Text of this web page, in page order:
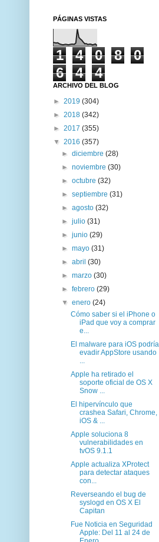
PÁGINAS VISTAS
1 4 0 8
0
6
4 4
ARCHIVO DEL BLOG
► 2019 (304)
► 2018 (342)
► 2017 (355)
▼ 2016 (357)
►diciembre(28)
►noviembre(30)
►octubre(32)
►septiembre(31)
►agosto(32)
►julio(31)
►junio(29)
►mayo(31)
►abril(30)
►marzo(30)
►febrero(29)
▼enero(24)
Cómo saber si el iPhone o
iPad que voy a comprar
e...
El malware para iOS podría
evadir AppStore usando
Apple ha retirado el
soporte oficial de OS X
Snow ...
El hipervínculo que
crashea Safari, Chrome,
iOS & ...
Apple soluciona 8
vulnerabilidades en
tvOS 9.1.1
Apple actualiza XProtect
para detectar ataques
con...
Reverseando el bug de
syslogd en OS X El
Capitan
Fue Noticia en Seguridad
Apple: Del 11 al 24 de